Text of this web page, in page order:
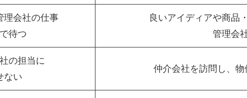
理会社の仕事
待つ
良いアイディアや商品
管理会
の担当に
ない
仲介会社を訪問し、